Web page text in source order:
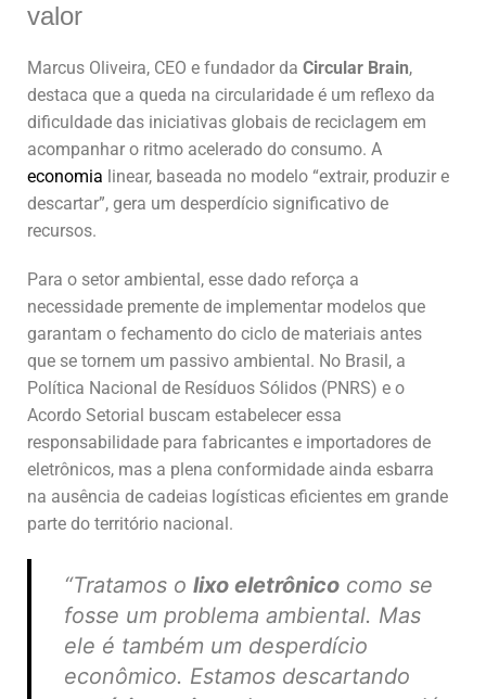
valor
Marcus Oliveira, CEO e fundador da Circular Brain,
destaca que a queda na circularidade é um reflexo da
dificuldade das iniciativas globais de reciclagem em
acompanhar o ritmo acelerado do consumo. A
economia linear, baseada no modelo “extrair, produzir e
descartar”, gera um desperdício significativo de
recursos.
Para o setor ambiental, esse dado reforça a
necessidade premente de implementar modelos que
garantam o fechamento do ciclo de materiais antes
que se tornem um passivo ambiental. No Brasil, a
Política Nacional de Resíduos Sólidos (PNRS) e o
Acordo Setorial buscam estabelecer essa
responsabilidade para fabricantes e importadores de
eletrônicos, mas a plena conformidade ainda esbarra
na ausência de cadeias logísticas eficientes em grande
parte do território nacional.
“Tratamos o lixo eletrônico como se
fosse um problema ambiental. Mas
ele é também um desperdício
econômico. Estamos descartando